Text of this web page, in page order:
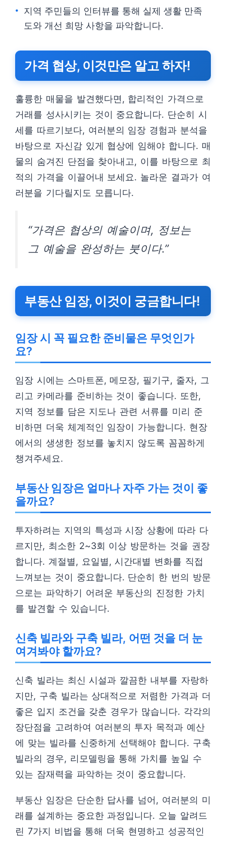
지역 주민들의 인터뷰를 통해 실제 생활 만족
도와 개선 희망 사항을 파악합니다.
가격 협상, 이것만은 알고 하자!
훌륭한 매물을 발견했다면, 합리적인 가격으로
거래를 성사시키는 것이 중요합니다. 단순히 시
세를 따르기보다, 여러분의 임장 경험과 분석을
바탕으로 자신감 있게 협상에 임해야 합니다. 매
물의 숨겨진 단점을 찾아내고, 이를 바탕으로 최
적의 가격을 이끌어내 보세요. 놀라운 결과가 여
러분을 기다릴지도 모릅니다.
“가격은 협상의 예술이며, 정보는
그 예술을 완성하는 붓이다.”
부동산 임장, 이것이 궁금합니다!
임장 시 꼭 필요한 준비물은 무엇인가
요?
임장 시에는 스마트폰, 메모장, 필기구, 줄자, 그
리고 카메라를 준비하는 것이 좋습니다. 또한,
지역 정보를 담은 지도나 관련 서류를 미리 준
비하면 더욱 체계적인 임장이 가능합니다. 현장
에서의 생생한 정보를 놓치지 않도록 꼼꼼하게
챙겨주세요.
부동산 임장은 얼마나 자주 가는 것이 좋
을까요?
투자하려는 지역의 특성과 시장 상황에 따라 다
르지만, 최소한 2~3회 이상 방문하는 것을 권장
합니다. 계절별, 요일별, 시간대별 변화를 직접
느껴보는 것이 중요합니다. 단순히 한 번의 방문
으로는 파악하기 어려운 부동산의 진정한 가치
를 발견할 수 있습니다.
신축 빌라와 구축 빌라, 어떤 것을 더 눈
여겨봐야 할까요?
신축 빌라는 최신 시설과 깔끔한 내부를 자랑하
지만, 구축 빌라는 상대적으로 저렴한 가격과 더
좋은 입지 조건을 갖춘 경우가 많습니다. 각각의
장단점을 고려하여 여러분의 투자 목적과 예산
에 맞는 빌라를 신중하게 선택해야 합니다. 구축
빌라의 경우, 리모델링을 통해 가치를 높일 수
있는 잠재력을 파악하는 것이 중요합니다.
부동산 임장은 단순한 답사를 넘어, 여러분의 미
래를 설계하는 중요한 과정입니다. 오늘 알려드
린 7가지 비법을 통해 더욱 현명하고 성공적인